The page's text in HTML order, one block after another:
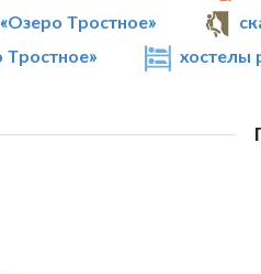
Тростное»
хостелы